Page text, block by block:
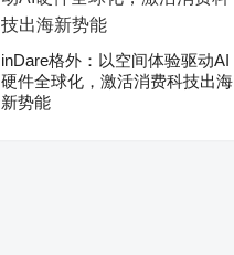
inDare格外：以空间体验驱动AI
硬件全球化，激活消费科技出海
新势能